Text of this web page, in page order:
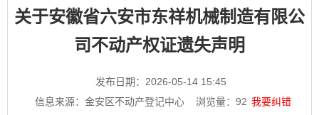
关于安徽省六安市东祥机械制造有限公
司不动产权证遗失声明
发布日期：2026-05-14 15:45
信息来源：金安区不动产登记中心
浏览量： 92 我要纠错